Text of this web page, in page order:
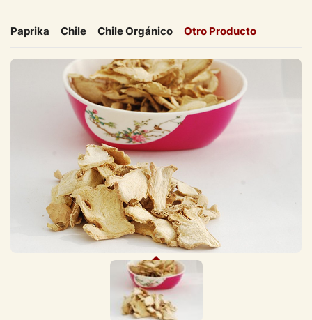
Paprika Chile Chile Orgánico Otro Producto